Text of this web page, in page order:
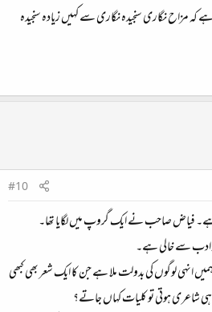
ہے کہ مزاح نگاری سنجیدہ نگاری سے کہیں زیادہ سنجیدہ
#10
فیاض صاحب نے ایک گروپ میں لگایا تھا۔
ادب سے خالی ہے۔
انہی لوگوں کی بدولت ملا ہے جن کا ایک شعر بھی کبھی
شاعری ہوتی تو کلیات کہاں جاتے؟